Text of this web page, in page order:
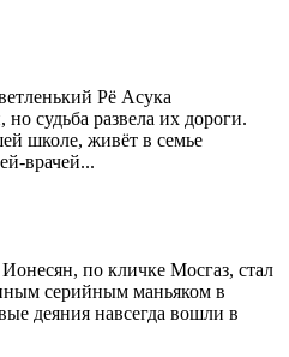
Рё Асука
судьба развела их дороги.
школе, живёт в семье
врачей...
по кличке Мосгаз, стал
серийным маньяком в
деяния навсегда вошли в